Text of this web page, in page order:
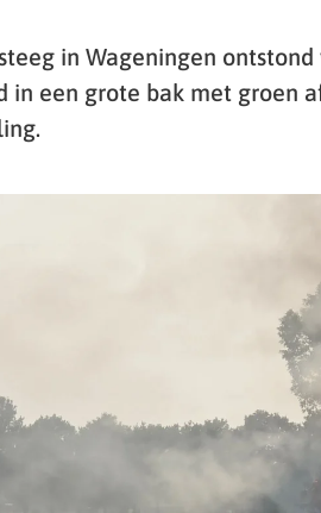
in Wageningen
in een grote bak met groen